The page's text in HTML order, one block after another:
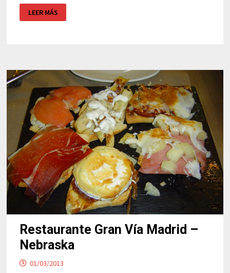
BAR
LOS
LEER MÁS
Restaurante Gran Vía Madrid –
Nebraska
01/03/2013